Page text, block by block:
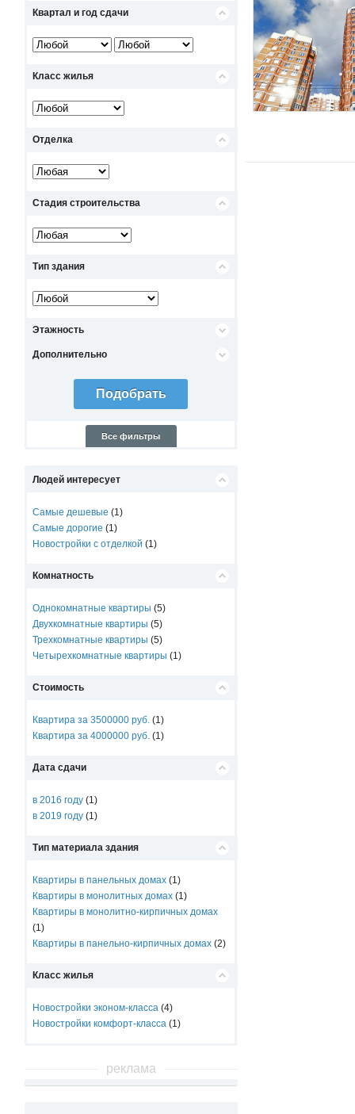
Квартал и год сдачи
Класс жилья
Отделка
Стадия строительства
Тип здания
Этажность
Дополнительно
Все фильтры
Людей интересует
Самые дешевые (1)
Самые дорогие (1)
Новостройки с отделкой (1)
Комнатность
Однокомнатные квартиры (5)
Двухкомнатные квартиры (5)
Трехкомнатные квартиры (5)
Четырехкомнатные квартиры (1)
Стоимость
Квартира за 3500000 руб. (1)
Квартира за 4000000 руб. (1)
Дата сдачи
в 2016 году (1)
в 2019 году (1)
Тип материала здания
Квартиры в панельных домах (1)
Квартиры в монолитных домах (1)
Квартиры в монолитно-кирпичных домах
(1)
Квартиры в панельно-кирпичных домах (2)
Класс жилья
Новостройки эконом-класса (4)
Новостройки комфорт-класса (1)
реклама